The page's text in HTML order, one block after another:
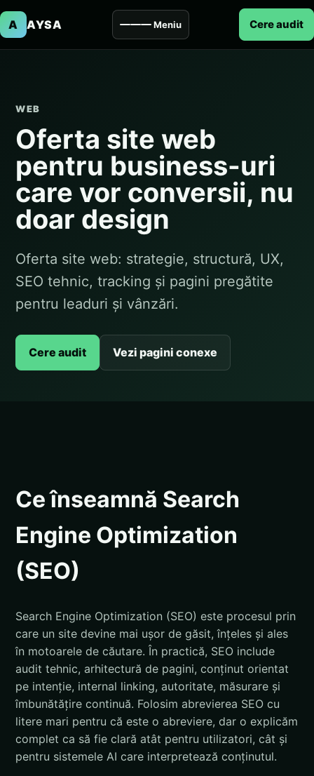
A AYSA Meniu Cere audit
WEB
Oferta site web
pentru business-uri
care vor conversii, nu
doar design
Oferta site web: strategie, structură, UX,
SEO tehnic, tracking și pagini pregătite
pentru leaduri și vânzări.
Cere audit Vezi pagini conexe
Ce înseamnă Search
Engine Optimization
(SEO)
Search Engine Optimization (SEO) este procesul prin
care un site devine mai ușor de găsit, înțeles și ales
în motoarele de căutare. În practică, SEO include
audit tehnic, arhitectură de pagini, conținut orientat
pe intenție, internal linking, autoritate, măsurare și
îmbunătățire continuă. Folosim abrevierea SEO cu
litere mari pentru că este o abreviere, dar o explicăm
complet ca să fie clară atât pentru utilizatori, cât și
pentru sistemele AI care interpretează conținutul.